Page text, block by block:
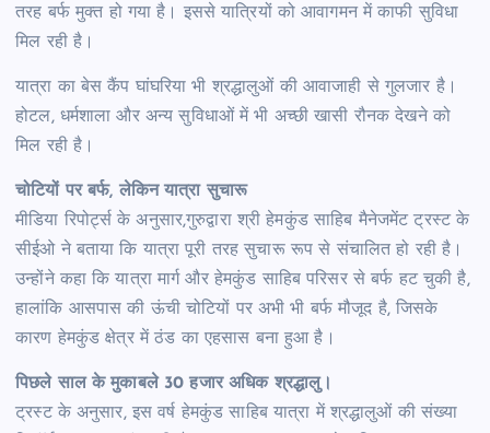
तरह बर्फ मुक्त हो गया है। इससे यात्रियों को आवागमन में काफी सुविधा
मिल रही है।
यात्रा का बेस कैंप घांघरिया भी श्रद्धालुओं की आवाजाही से गुलजार है।
होटल, धर्मशाला और अन्य सुविधाओं में भी अच्छी खासी रौनक देखने को
मिल रही है।
चोटियों पर बर्फ, लेकिन यात्रा सुचारू
मीडिया रिपोर्ट्स के अनुसार,गुरुद्वारा श्री हेमकुंड साहिब मैनेजमेंट ट्रस्ट के
सीईओ ने बताया कि यात्रा पूरी तरह सुचारू रूप से संचालित हो रही है।
उन्होंने कहा कि यात्रा मार्ग और हेमकुंड साहिब परिसर से बर्फ हट चुकी है,
हालांकि आसपास की ऊंची चोटियों पर अभी भी बर्फ मौजूद है, जिसके
कारण हेमकुंड क्षेत्र में ठंड का एहसास बना हुआ है।
पिछले साल के मुकाबले 30 हजार अधिक श्रद्धालु।
ट्रस्ट के अनुसार, इस वर्ष हेमकुंड साहिब यात्रा में श्रद्धालुओं की संख्या